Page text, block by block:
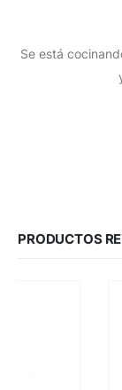
Se está
PRODUCTOS